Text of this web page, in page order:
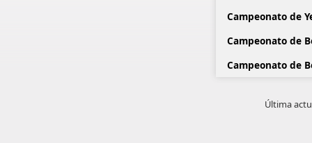
Campeonato de
Campeonato de
Campeonato de
Última